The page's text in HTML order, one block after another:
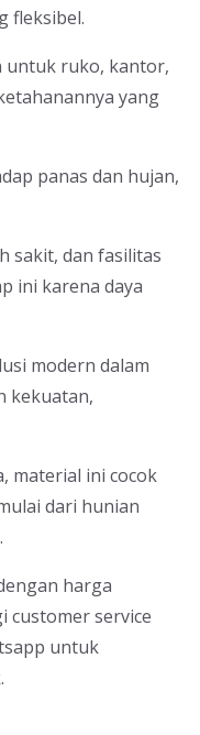
fleksibel.
untuk ruko, kantor,
yang
panas dan hujan,
sakit, dan fasilitas
ini karena daya
modern dalam
kekuatan,
material ini cocok
dari hunian
harga
customer service
untuk